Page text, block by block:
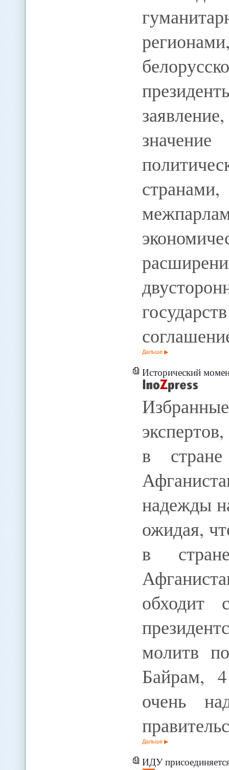
Дальше
Исторический
в
надежды
ожидая,
в
обходит
молитв
Байрам,
очень
Дальше
ИДУ